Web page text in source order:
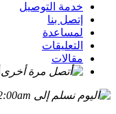
خدمة التوصيل
إتصل بنا
لمساعدة
التعليقات
مقالات